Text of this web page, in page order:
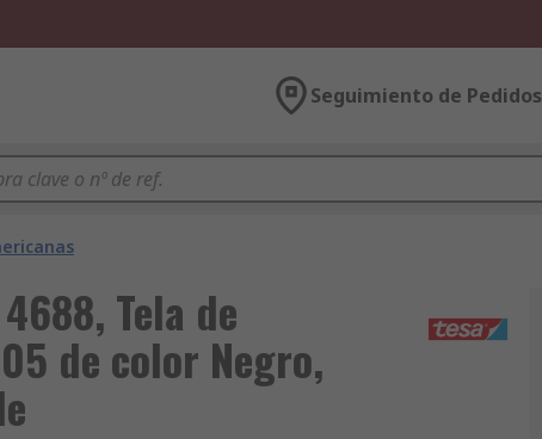
Seguimiento de Pedidos
Tela de
de color Negro,